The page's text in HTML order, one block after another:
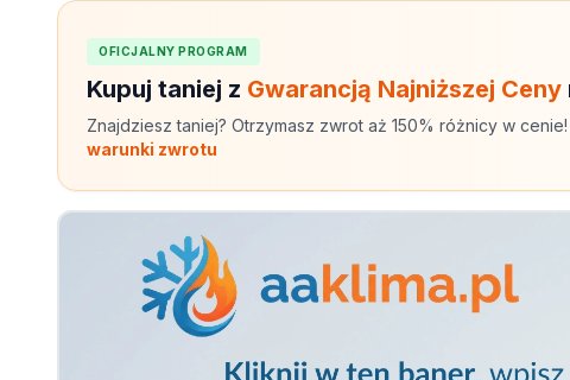
OFICJALNY PROGRAM
Kupuj taniej z Gwarancją Najniższej Ceny
Znajdziesz taniej? Otrzymasz zwrot aż 150% różnicy w
warunki zwrotu